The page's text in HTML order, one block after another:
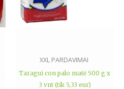
XXL PARDAVIMAI
Taragui con palo matė 500 g x
3 vnt (tik 5,33 eur)